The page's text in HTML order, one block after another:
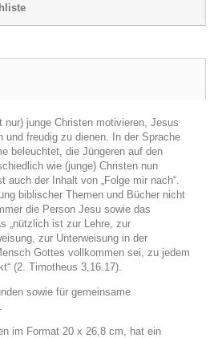
nur) junge Christen motivieren, Jesus
und freudig zu dienen. In der Sprache
beleuchtet, die Jüngeren auf den
wie (junge) Christen nun
der Inhalt von „Folge mir nach“.
biblischer Themen und Bücher nicht
die Person Jesu sowie das
„nützlich ist zur Lehre, zur
zur Unterweisung in der
Gottes vollkommen sei, zu jedem
(2. Timotheus 3,16.17).
sowie für gemeinsame
im Format 20 x 26,8 cm, hat ein